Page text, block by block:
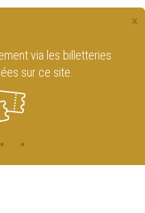
×
via les billetteries
sur ce site.